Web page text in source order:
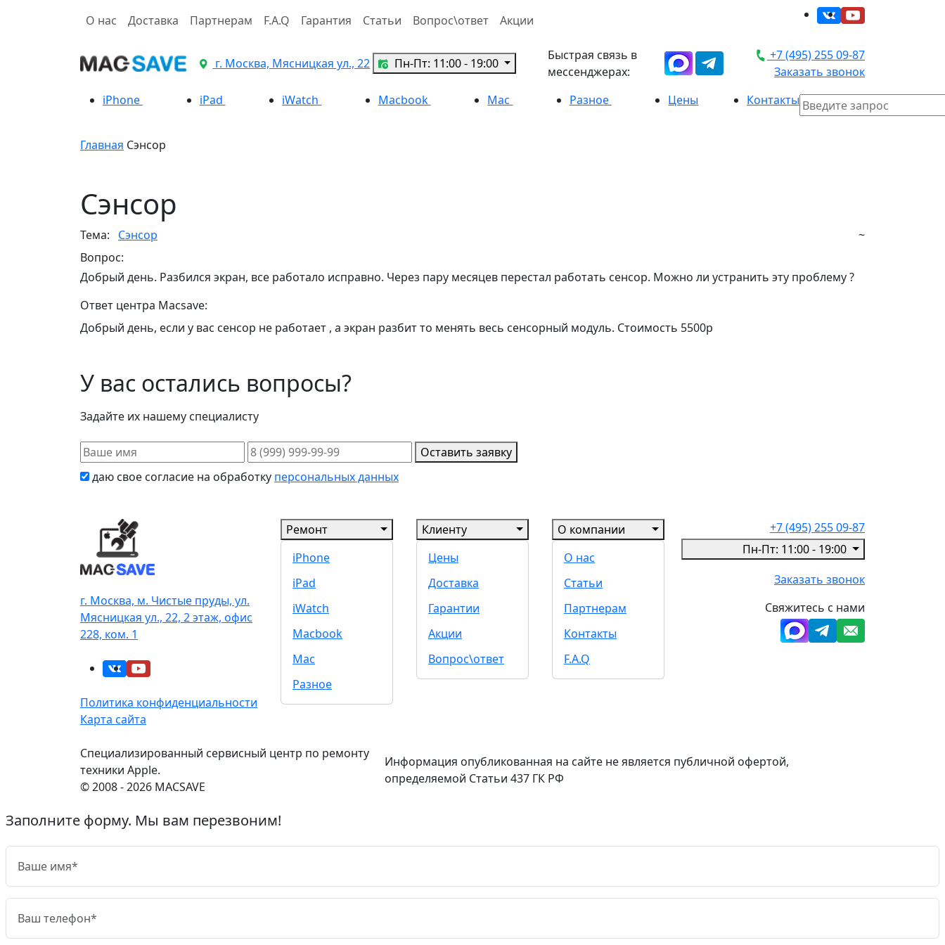
О нас Доставка Партнерам F.A.Q Гарантия Статьи Вопрос\ответ Акции
г. Москва, Мясницкая ул., 22 Пн-Пт: 11:00 - 19:00
Быстрая связь в
мессенджерах:
+7 (495) 255 09-87
Заказать звонок
iPhone
iPad iWatch Macbook Mac Разное Цены Контакты
Главная Cэнсор
Cэнсор
Тема: Cэнсор
~
Вопрос:
Добрый день. Разбился экран, все работало исправно. Через пару месяцев перестал работать сенсор. Можно ли устранить эту проблему ?
Ответ центра Macsave:
Добрый день, если у вас сенсор не работает , а экран разбит то менять весь сенсорный модуль. Стоимость 5500р
У вас остались вопросы?
Задайте их нашему специалисту
Оставить заявку
даю свое согласие на обработку персональных данных
г. Москва, м. Чистые пруды, ул.
Мясницкая ул., 22, 2 этаж, офис
228, ком. 1
Политика конфиденциальности
Карта сайта
Ремонт
iPhone
iPad
iWatch
Macbook
Mac
Разное
Клиенту
Цены
Доставка
Гарантии
Акции
Вопрос\ответ
О компании
О нас
Статьи
Партнерам
Контакты
F.A.Q
+7 (495) 255 09-87
Пн-Пт: 11:00 - 19:00
Заказать звонок
Свяжитесь с нами
Специализированный сервисный центр по ремонту
техники Apple.
© 2008 - 2026 MACSAVE
Информация опубликованная на сайте не является публичной офертой,
определяемой Статьи 437 ГК РФ
Заполните форму. Мы вам перезвоним!